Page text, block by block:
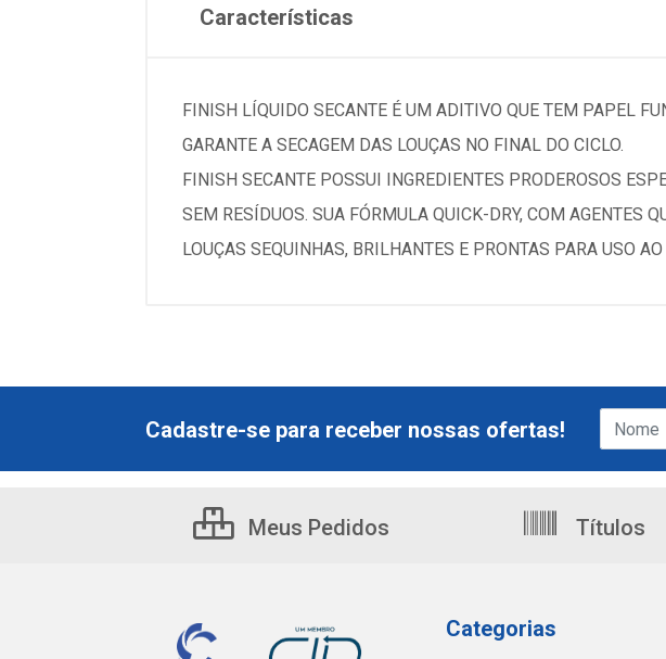
Características
FINISH LÍQUIDO SECANTE É UM ADITIVO QUE TEM PAPEL
GARANTE A SECAGEM DAS LOUÇAS NO FINAL DO CICLO.
FINISH SECANTE POSSUI INGREDIENTES PRODEROSOS
SEM RESÍDUOS. SUA FÓRMULA QUICK-DRY, COM AGENTES
LOUÇAS SEQUINHAS, BRILHANTES E PRONTAS PARA USO
Cadastre-se para receber nossas ofertas!
Meus Pedidos Títulos
Categorias